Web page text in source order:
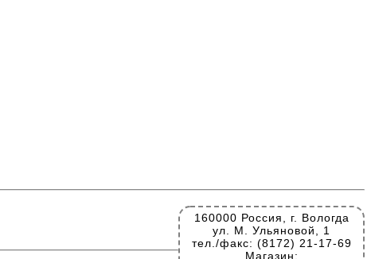
160000 Россия, г. Вологда
ул. М. Ульяновой, 1
тел./факс: (8172) 21-17-69
Магазин: